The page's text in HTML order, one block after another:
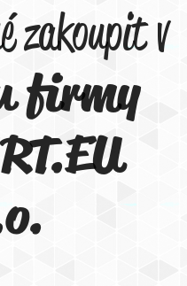
zakoupit v
firmy